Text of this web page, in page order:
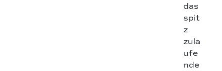
das
spit
z
zula
ufe
nde